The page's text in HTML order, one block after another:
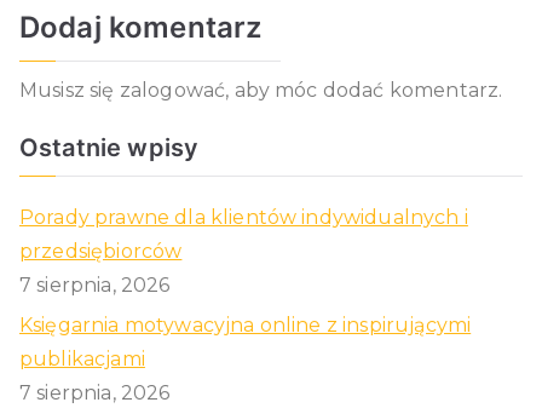
Dodaj komentarz
Musisz się zalogować, aby móc dodać komentarz.
Ostatnie wpisy
Porady prawne dla klientów indywidualnych i
przedsiębiorców
7 sierpnia, 2026
Księgarnia motywacyjna online z inspirującymi
publikacjami
7 sierpnia, 2026